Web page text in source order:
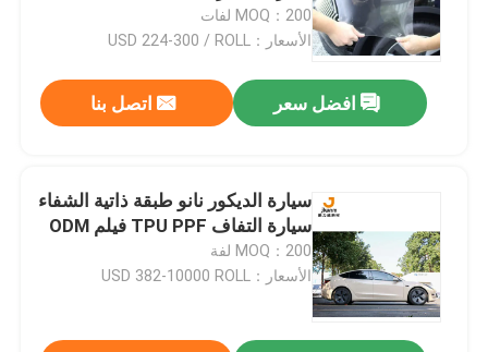
MOQ：200 لفات
الأسعار：USD 224-300 / ROLL
افضل سعر اتصل بنا
سيارة الديكور نانو طبقة ذاتية الشفاء
سيارة التفاف TPU PPF فيلم ODM
MOQ：200 لفة
الأسعار：USD 382-10000 ROLL